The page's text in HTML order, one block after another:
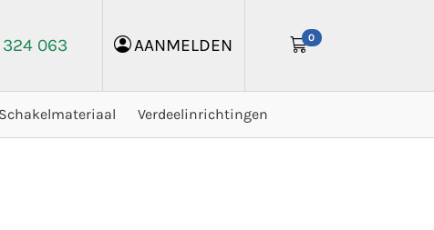
324 063 AANMELDEN 0
Schakelmateriaal Verdeelinrichtingen